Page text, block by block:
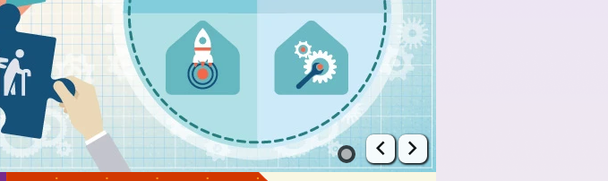
上一张幻灯片
下一张幻灯片